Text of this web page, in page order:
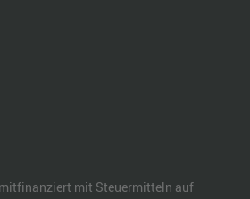
mit Steuermitteln auf